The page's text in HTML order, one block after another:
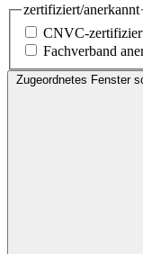
zertifiziert/anerkannt
CNVC-
Fachverband
Zugeordnetes Fenster